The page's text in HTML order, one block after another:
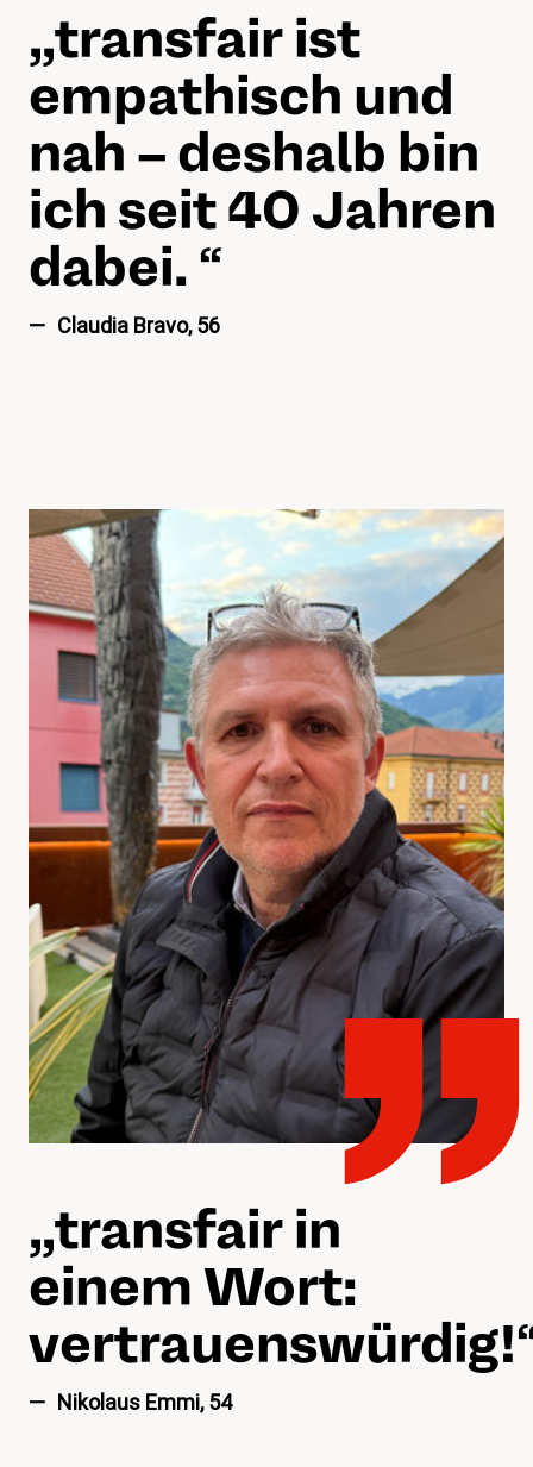
„„transfair ist
empathisch und
nah – deshalb bin
ich seit 40 Jahren
dabei.“
Claudia Bravo, 56
„„transfair in
einem Wort:
vertrauenswürdig!
Nikolaus Emmi, 54